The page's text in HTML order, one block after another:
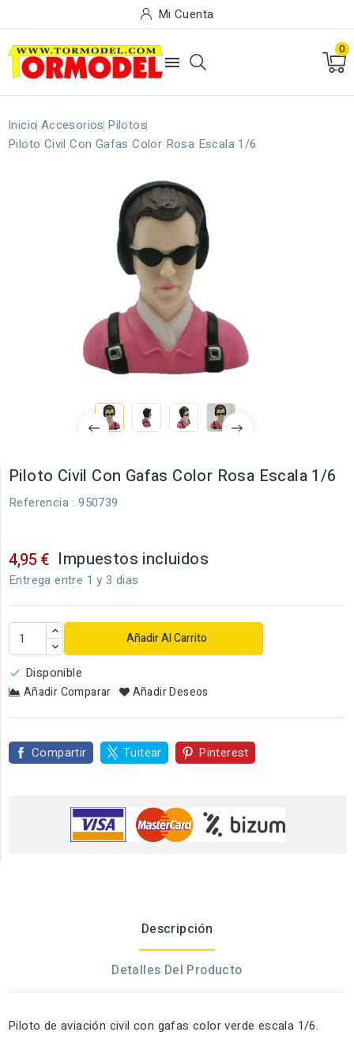
Mi Cuenta

0
Inicio Accesorios Pilotos
Piloto Civil Con Gafas Color Rosa Escala 1/6
Piloto Civil Con Gafas Color Rosa Escala 1/6
Referencia : 950739
4,95 € Impuestos incluidos
Entrega entre 1 y 3 dias
Añadir Al Carrito
 Disponible
Añadir Comparar Añadir Deseos
Compartir Tuitear Pinterest
Descripción
Detalles Del Producto
Piloto de aviación civil con gafas color verde escala 1/6.